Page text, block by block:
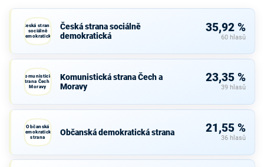
Česká strana
sociálně
demokratická
Česká strana sociálně
demokratická
35,92 %
60 hlasů
Komunistická
strana Čech a
Moravy
Komunistická strana Čech a
Moravy
23,35 %
39 hlasů
Občanská
demokratická
strana
Občanská demokratická strana 21,55 %
36 hlasů